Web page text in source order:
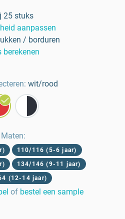
25 stuks
aanpassen
/ borduren
berekenen
wit/rood
Maten:
110/116 (5-6 jaar)
134/146 (9-11 jaar)
(12-14 jaar)
of bestel een sample